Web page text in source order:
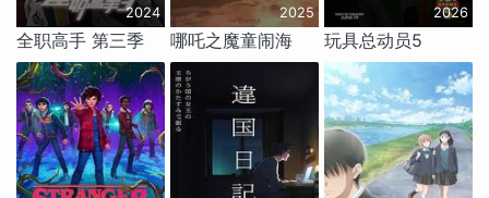
2024
全职高手 第三季
2025
哪吒之魔童闹海
2026
玩具总动员5